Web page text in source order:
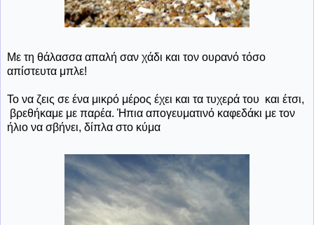
Με τη θάλασσα απαλή σαν χάδι και τον ουρανό τόσο
απίστευτα μπλε!
Το να ζεις σε ένα μικρό μέρος έχει και τα τυχερά του και έτσι,
βρεθήκαμε με παρέα. Ήπια απογευματινό καφεδάκι με τον
ήλιο να σβήνει, δίπλα στο κύμα